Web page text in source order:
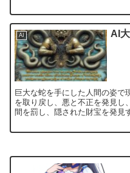
AI AI
巨大な蛇を手にした人間の姿で
を取り戻し、悪と不正を発見し
間を罰し、隠された財宝を発見